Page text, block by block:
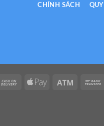
CHÍNH SÁCH